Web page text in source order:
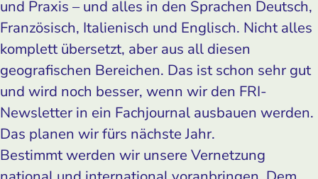
und Praxis – und alles in den Sprachen Deutsch,
Französisch, Italienisch und Englisch. Nicht alles
komplett übersetzt, aber aus all diesen
geografischen Bereichen. Das ist schon sehr gut
und wird noch besser, wenn wir den FRI-
Newsletter in ein Fachjournal ausbauen werden.
Das planen wir fürs nächste Jahr.
Bestimmt werden wir unsere Vernetzung